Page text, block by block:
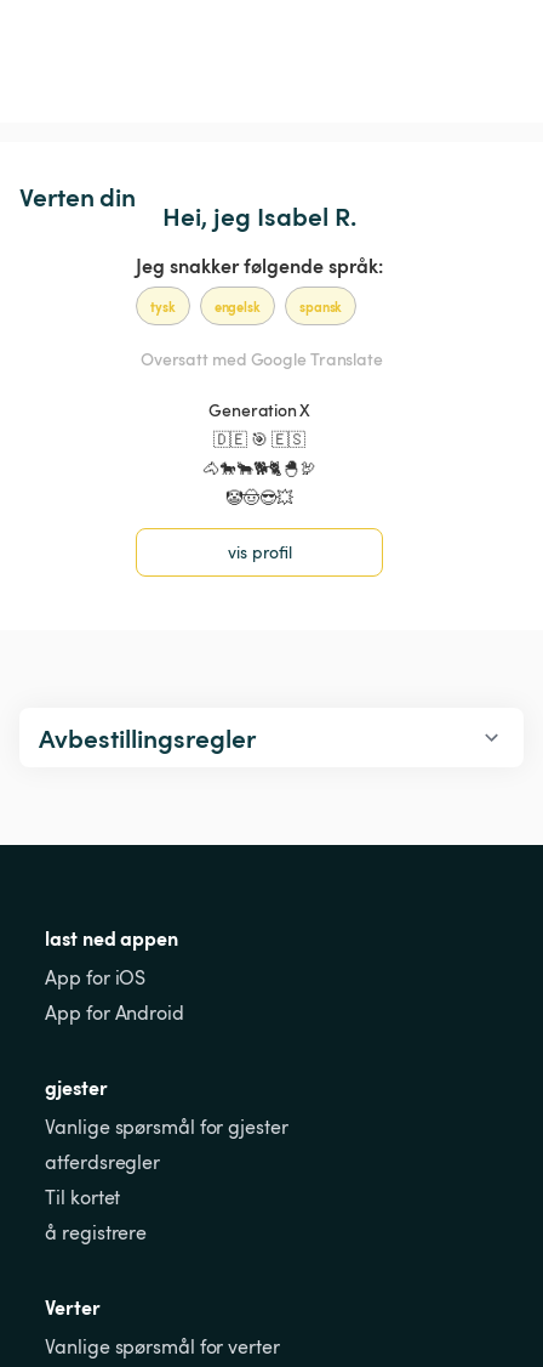
Verten din
Hei, jeg Isabel R.
Jeg snakker følgende språk:
tysk engelsk spansk
Oversatt med Google Translate
Generation X
🇩🇪 🎯 🇪🇸
🐴🐎🐂🐕🐈🐣🦃
🤡🤠😎💥
vis profil
Avbestillingsregler
last ned appen
App for iOS
App for Android
gjester
Vanlige spørsmål for gjester
atferdsregler
Til kortet
å registrere
Verter
Vanlige spørsmål for verter